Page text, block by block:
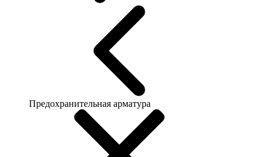
Предохранительная арматура